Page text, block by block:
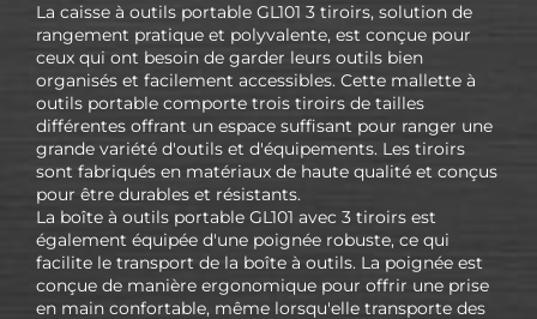
La caisse à outils portable GL101 3 tiroirs, solution de
rangement pratique et polyvalente, est conçue pour
ceux qui ont besoin de garder leurs outils bien
organisés et facilement accessibles. Cette mallette à
outils portable comporte trois tiroirs de tailles
différentes offrant un espace suffisant pour ranger une
grande variété d'outils et d'équipements. Les tiroirs
sont fabriqués en matériaux de haute qualité et conçus
pour être durables et résistants.
La boîte à outils portable GL101 avec 3 tiroirs est
également équipée d'une poignée robuste, ce qui
facilite le transport de la boîte à outils. La poignée est
conçue de manière ergonomique pour offrir une prise
en main confortable, même lorsqu'elle transporte des